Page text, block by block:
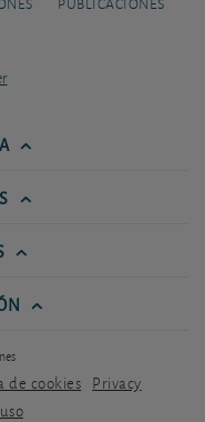
de cookies Privacy